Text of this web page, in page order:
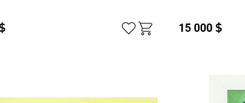
15 000$